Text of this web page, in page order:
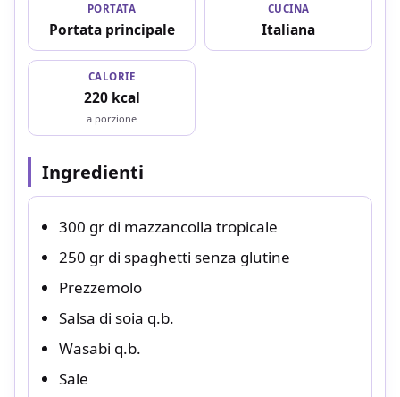
PORTATA
Portata principale
CUCINA
Italiana
CALORIE
220 kcal
a porzione
Ingredienti
300 gr di mazzancolla tropicale
250 gr di spaghetti senza glutine
Prezzemolo
Salsa di soia q.b.
Wasabi q.b.
Sale